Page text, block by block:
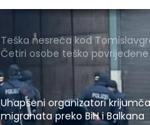
Teška nesreća kod
Četiri osobe teško povrijeđene
Uhapšeni organizatori
migranata preko BiH i Balkana